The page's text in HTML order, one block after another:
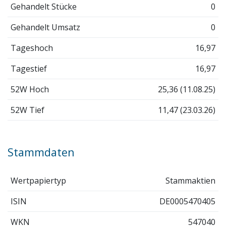
Gehandelt Stücke
0
Gehandelt Umsatz
0
Tageshoch
16,97
Tagestief
16,97
52W Hoch
25,36 (11.08.25)
52W Tief
11,47 (23.03.26)
Stammdaten
Wertpapiertyp
Stammaktien
ISIN
DE0005470405
WKN
547040